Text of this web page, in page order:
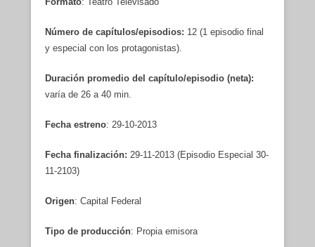
Número de capítulos/episodios: 12 (1 episodio final
y especial con los protagonistas).
Duración promedio del capítulo/episodio (neta):
varía de 26 a 40 min.
Fecha estreno: 29-10-2013
Fecha finalización: 29-11-2013 (Episodio Especial 30-
11-2103)
Origen: Capital Federal
Tipo de producción: Propia emisora